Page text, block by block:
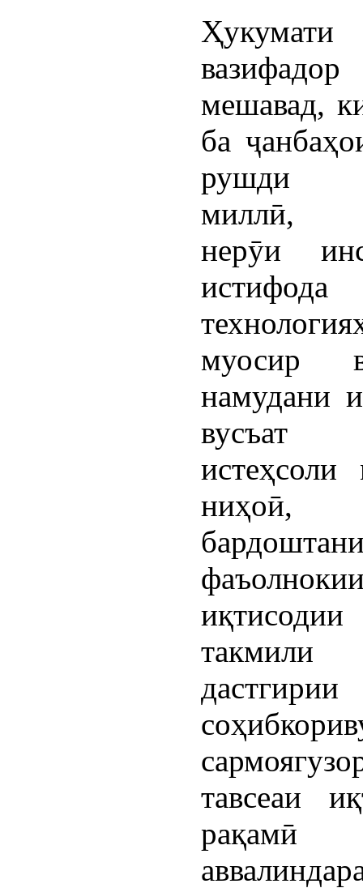
мешавад,
ба
рушди
миллӣ,
нерӯи
муосир
намудани
вусъат
истеҳсоли
ниҳоӣ,
дастгирии
тавсеаи
рақамӣ